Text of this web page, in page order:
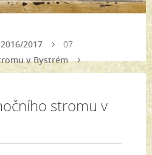
2016/2017
v Bystrém
07
stromu v